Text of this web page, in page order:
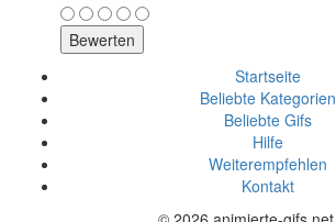
Startseite
Beliebte Kategorien
Beliebte Gifs
Hilfe
Weiterempfehlen
Kontakt